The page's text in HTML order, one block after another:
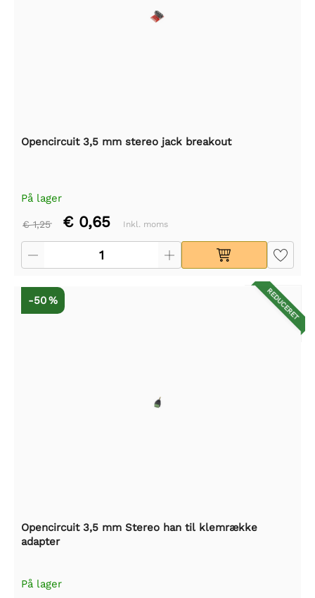
Opencircuit 3,5 mm stereo jack breakout
På lager
€ 1,25 € 0,65 Inkl. moms
REDUCERET
-50 %
Opencircuit 3,5 mm Stereo han til klemrække
adapter
På lager